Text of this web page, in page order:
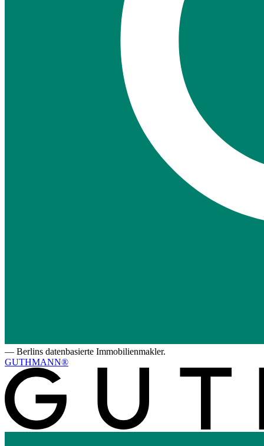
— Berlins datenbasierte Immobilienmakler.
GUTHMANN®